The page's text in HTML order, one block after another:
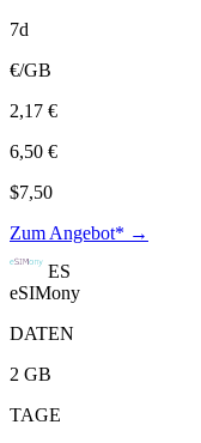
7d
€/GB
2,17 €
6,50 €
$7,50
Zum Angebot* →
ES
eSIMony
DATEN
2 GB
TAGE